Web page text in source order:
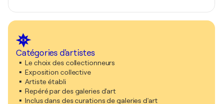
Catégories d'artistes
Le choix des collectionneurs
Exposition collective
Artiste établi
Repéré par des galeries d'art
Inclus dans des curations de galeries d'art